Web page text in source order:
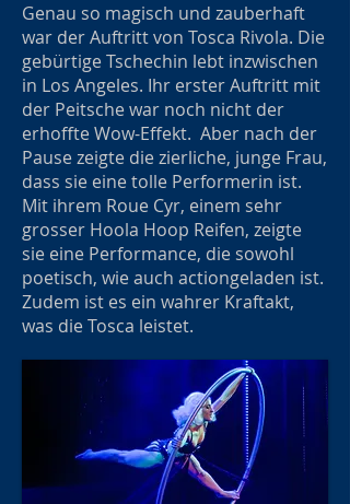
Genau so magisch und zauberhaft
war der Auftritt von Tosca Rivola. Die
gebürtige Tschechin lebt inzwischen
in Los Angeles. Ihr erster Auftritt mit
der Peitsche war noch nicht der
erhoffte Wow-Effekt. Aber nach der
Pause zeigte die zierliche, junge Frau,
dass sie eine tolle Performerin ist.
Mit ihrem Roue Cyr, einem sehr
grosser Hoola Hoop Reifen, zeigte
sie eine Performance, die sowohl
poetisch, wie auch actiongeladen ist.
Zudem ist es ein wahrer Kraftakt,
was die Tosca leistet.